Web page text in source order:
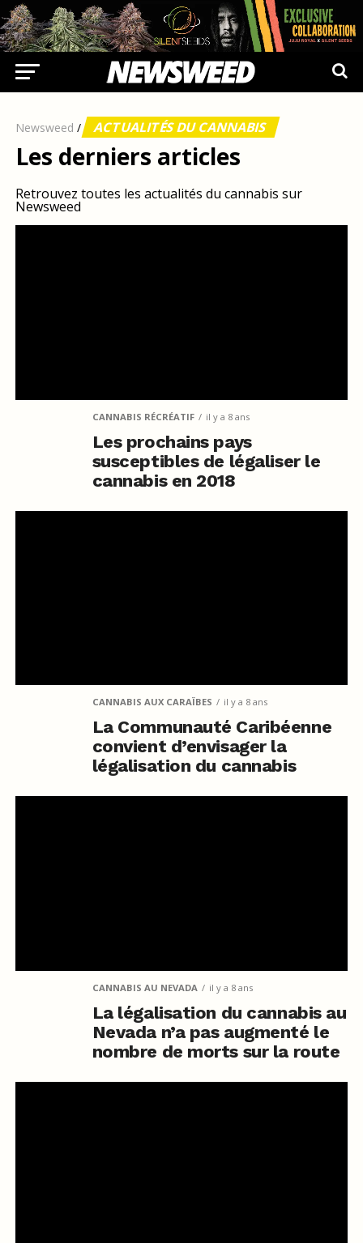
Newsweed / ACTUALITÉS DU CANNABIS
Les derniers articles
Retrouvez toutes les actualités du cannabis sur
Newsweed
CANNABIS RÉCRÉATIF il y a 8 ans
Les prochains pays
susceptibles de légaliser le
cannabis en 2018
CANNABIS AUX CARAÏBES il y a 8 ans
La Communauté Caribéenne
convient d’envisager la
légalisation du cannabis
CANNABIS AU NEVADA il y a 8 ans
La légalisation du cannabis au
Nevada n’a pas augmenté le
nombre de morts sur la route